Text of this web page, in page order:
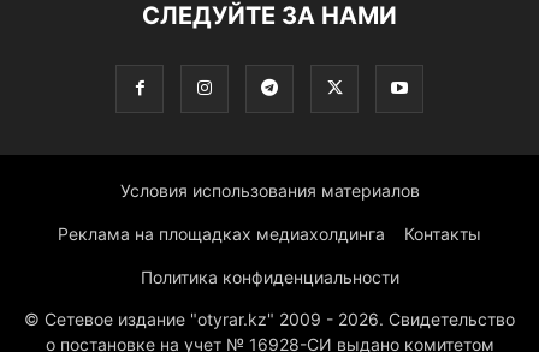
СЛЕДУЙТЕ ЗА НАМИ
Условия использования материалов
Реклама на площадках медиахолдинга Контакты
Политика конфиденциальности
© Сетевое издание "otyrar.kz" 2009 - 2026. Свидетельство
о постановке на учет № 16928-СИ выдано комитетом